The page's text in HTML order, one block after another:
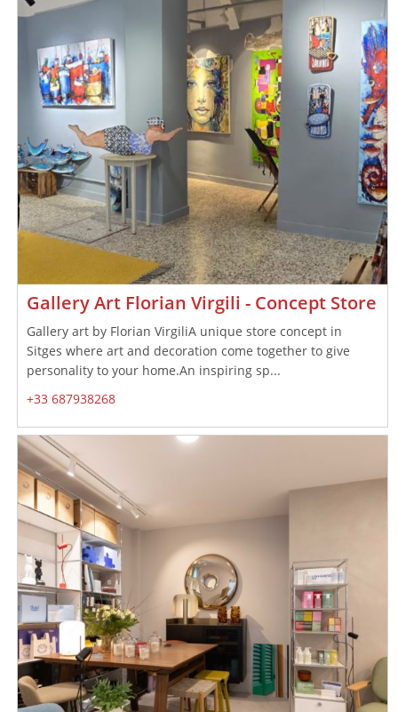
Gallery Art Florian Virgili - Concept Store
Gallery art by Florian VirgiliA unique store concept in
Sitges where art and decoration come together to give
personality to your home.An inspiring sp...
+33 687938268